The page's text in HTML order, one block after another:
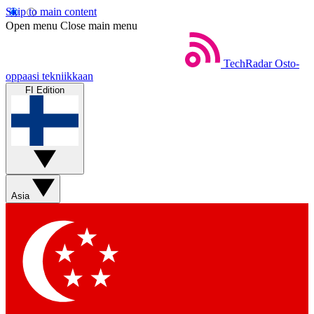
Skip to main content
Open menu Close main menu
TechRadar Osto-
oppaasi tekniikkaan
FI Edition
Asia